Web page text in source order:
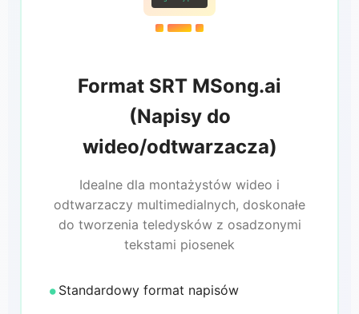
Format SRT MSong.ai
(Napisy do
wideo/odtwarzacza)
Idealne dla montażystów wideo i
odtwarzaczy multimedialnych, doskonałe
do tworzenia teledysków z osadzonymi
tekstami piosenek
Standardowy format napisów